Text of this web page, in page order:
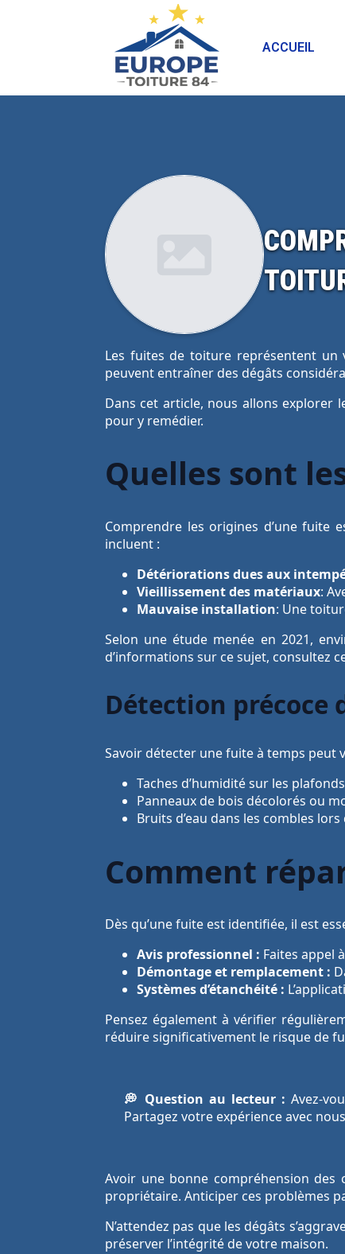
ACCUEIL
Les fuites de toiture représentent un
peuvent entraîner des dégâts
Dans cet article, nous allons explorer
pour y remédier.
Quelles sont
Comprendre les origines d’une fuite
incluent :
Détériorations dues aux
Vieillissement des matériaux:
Mauvaise installation: Une
Selon une étude menée en 2021,
d’informations sur ce sujet, consultez
Détection précoce
Savoir détecter une fuite à temps peut
Taches d’humidité sur les
Panneaux de bois décolorés ou
Bruits d’eau dans les combles
Comment
Dès qu’une fuite est identifiée, il est
Avis professionnel : Faites appel
Démontage et remplacement :
Systèmes d’étanchéité :
Pensez également à vérifier
réduire significativement le risque de
💭 Question au lecteur : Avez-
Partagez votre expérience avec
Avoir une bonne compréhension
propriétaire. Anticiper ces problèmes
N’attendez pas que les dégâts
préserver l’intégrité de votre maison.